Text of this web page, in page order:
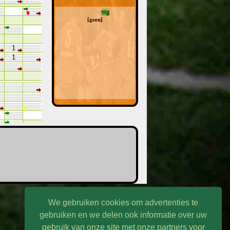
We gebruiken cookies om advertenties te
gebruiken en we delen ook informatie over uw
gebruik van onze site met onze partners voor
1
1
1
[geen]